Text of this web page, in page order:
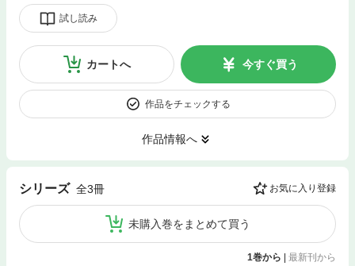
試し読み
カートへ 今すぐ買う
作品をチェックする
作品情報へ
シリーズ 全3冊 お気に入り登録
未購入巻をまとめて買う
1巻から | 最新刊から